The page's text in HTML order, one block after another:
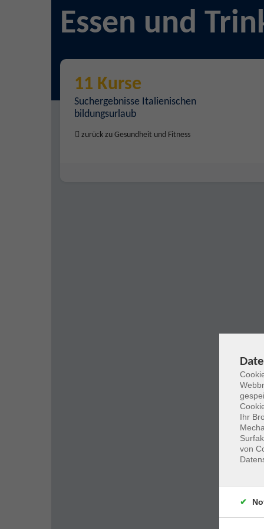
Essen und
11 Kurse
Suchergebnisse Italienischen
bildungsurlaub
zurück zu Gesundheit und Fitness
Ihr
von